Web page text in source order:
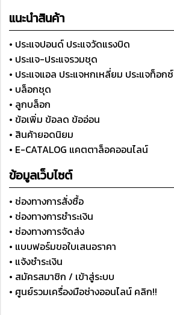
แนะนำสินค้า
• ประแจปอนด์ ประแจวัดแรงบิด
• ประแจ-ประแจรวมชุด
• ประแจแอล ประแจหกเหลี่ยม ประแจท็อกซ์
• บล็อกชุด
• ลูกบล็อก
• ข้อเพิ่ม ข้อลด ข้ออ่อน
• สินค้ายอดนิยม
• E-CATALOG แคตตาล็อคออนไลน์
ข้อมูลเว็บไซต์
• ช่องทางการสั่งซื้อ
• ช่องทางการชำระเงิน
• ช่องทางการจัดส่ง
• แบบฟอร์มขอใบเสนอราคา
• แจ้งชำระเงิน
• สมัครสมาชิก / เข้าสู่ระบบ
• ศูนย์รวมเครื่องมือช่างออนไลน์ คลิก!!